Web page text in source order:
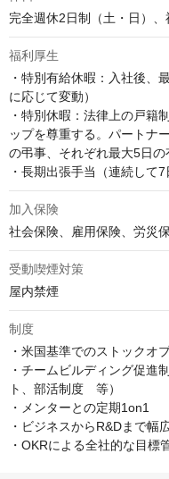
完全週休2日制（土・日）、
福利厚生
・特別有給休暇：入社後、
に応じて変動）
・特別休暇：法律上の戸籍
ップを尊重する。パートナ
の弔事、それぞれ最大5日の
・長期出張手当（連続して
加入保険
社会保険、雇用保険、労災
受動喫煙対策
屋内禁煙
制度
・米国基準でのストックオ
・チームビルディング促進
ト、部活制度　等）
・メンターとの定期1on1
・ビジネスからR&Dまで幅
・OKRによる全社的な目標